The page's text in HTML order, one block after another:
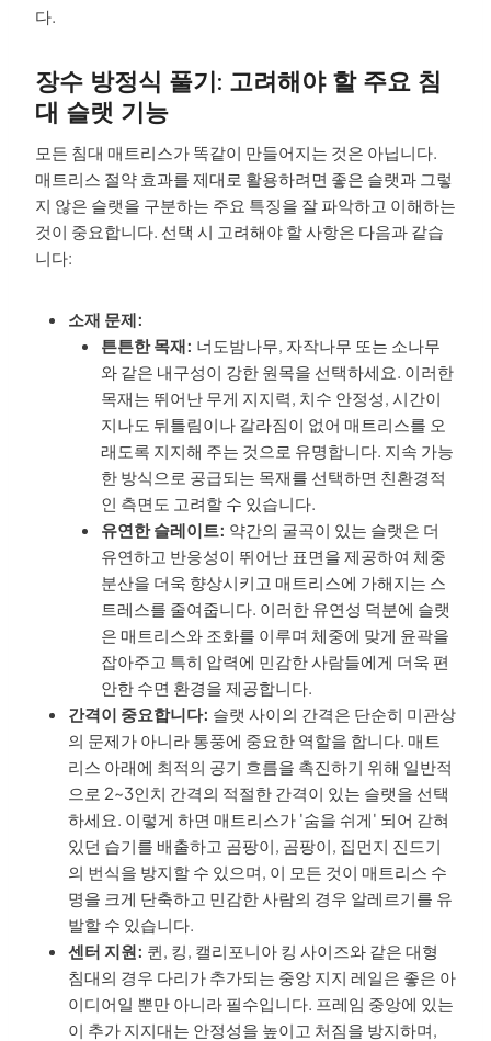
다.
장수 방정식 풀기: 고려해야 할 주요 침
대 슬랫 기능
모든 침대 매트리스가 똑같이 만들어지는 것은 아닙니다.
매트리스 절약 효과를 제대로 활용하려면 좋은 슬랫과 그렇
지 않은 슬랫을 구분하는 주요 특징을 잘 파악하고 이해하는
것이 중요합니다. 선택 시 고려해야 할 사항은 다음과 같습
니다:
소재 문제:
튼튼한 목재: 너도밤나무, 자작나무 또는 소나무
와 같은 내구성이 강한 원목을 선택하세요. 이러한
목재는 뛰어난 무게 지지력, 치수 안정성, 시간이
지나도 뒤틀림이나 갈라짐이 없어 매트리스를 오
래도록 지지해 주는 것으로 유명합니다. 지속 가능
한 방식으로 공급되는 목재를 선택하면 친환경적
인 측면도 고려할 수 있습니다.
유연한 슬레이트: 약간의 굴곡이 있는 슬랫은 더
유연하고 반응성이 뛰어난 표면을 제공하여 체중
분산을 더욱 향상시키고 매트리스에 가해지는 스
트레스를 줄여줍니다. 이러한 유연성 덕분에 슬랫
은 매트리스와 조화를 이루며 체중에 맞게 윤곽을
잡아주고 특히 압력에 민감한 사람들에게 더욱 편
안한 수면 환경을 제공합니다.
간격이 중요합니다: 슬랫 사이의 간격은 단순히 미관상
의 문제가 아니라 통풍에 중요한 역할을 합니다. 매트
리스 아래에 최적의 공기 흐름을 촉진하기 위해 일반적
으로 2~3인치 간격의 적절한 간격이 있는 슬랫을 선택
하세요. 이렇게 하면 매트리스가 '숨을 쉬게' 되어 갇혀
있던 습기를 배출하고 곰팡이, 곰팡이, 집먼지 진드기
의 번식을 방지할 수 있으며, 이 모든 것이 매트리스 수
명을 크게 단축하고 민감한 사람의 경우 알레르기를 유
발할 수 있습니다.
센터 지원: 퀸, 킹, 캘리포니아 킹 사이즈와 같은 대형
침대의 경우 다리가 추가되는 중앙 지지 레일은 좋은 아
이디어일 뿐만 아니라 필수입니다. 프레임 중앙에 있는
이 추가 지지대는 안정성을 높이고 처짐을 방지하며,